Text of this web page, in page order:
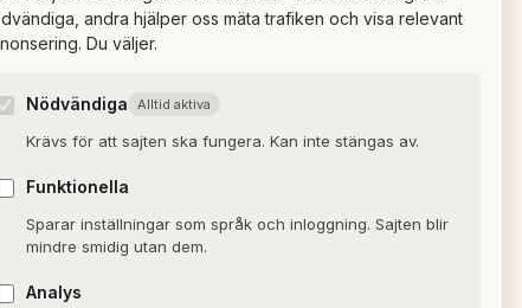
OM SAJTEN
Kontakta oss
Nyhetsbrev
Cookiepolicy
andra hjälper oss mäta trafiken och visa relevant
Du väljer.
Nödvändiga Alltid aktiva
Krävs för att sajten ska fungera. Kan inte stängas av.
Funktionella
Sparar inställningar som språk och inloggning. Sajten blir
mindre smidig utan dem.
Analys